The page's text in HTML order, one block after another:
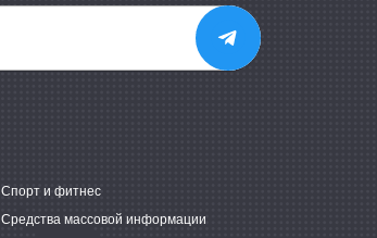
Спорт и фитнес
Средства массовой информации